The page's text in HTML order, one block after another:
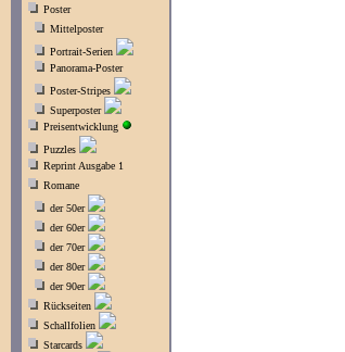
Poster
Mittelposter
Portrait-Serien
Panorama-Poster
Poster-Stripes
Superposter
Preisentwicklung
Puzzles
Reprint Ausgabe 1
Romane
der 50er
der 60er
der 70er
der 80er
der 90er
Rückseiten
Schallfolien
Starcards